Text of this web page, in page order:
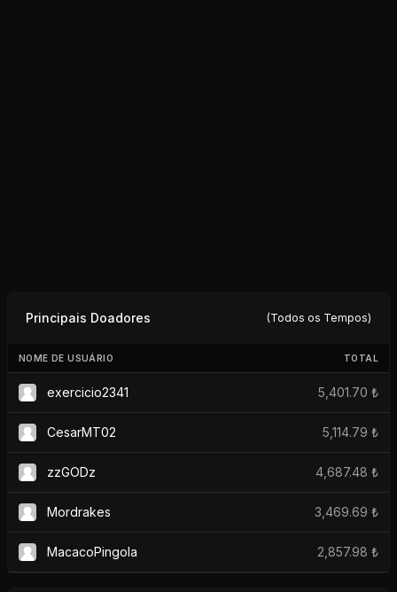
Principais Doadores (Todos os Tempos)
NOME DE USUÁRIO TOTAL
exercicio2341 5,401.70 ₺
CesarMT02 5,114.79 ₺
zzGODz 4,687.48 ₺
Mordrakes 3,469.69 ₺
MacacoPingola 2,857.98 ₺